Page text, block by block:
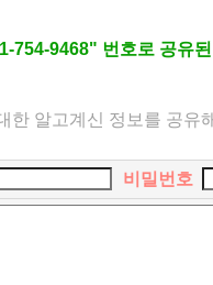
754-9468" 번호로 공유
한 알고계신 정보를 공유
비밀번호